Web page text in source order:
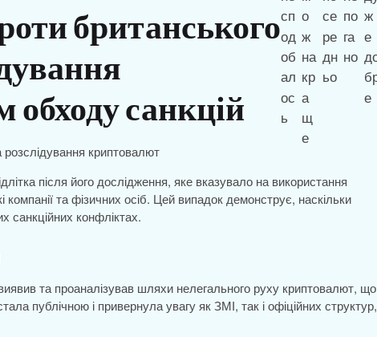
британського
санкцій
після його дослідження, яке вказувало на використання
та фізичних осіб. Цей випадок демонструє, наскільки
санкційних конфліктах.
та проаналізував шляхи нелегального руху криптовалют, що
публічною і привернула увагу як ЗМІ, так і офіційних структур,